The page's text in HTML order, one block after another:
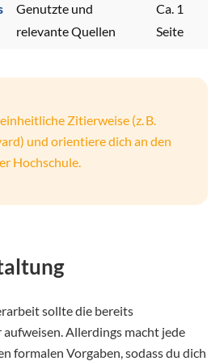
Genutzte und
relevante Quellen
Ca. 1
Seite
Zitierweise (z. B.
und orientiere dich an den
Hochschule.
sollte die bereits
Allerdings macht jede
formalen Vorgaben, sodass du dich